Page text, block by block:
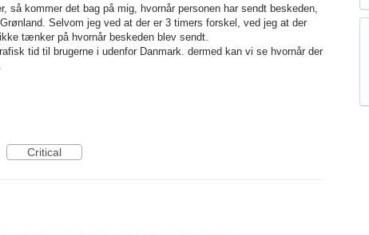
så kommer det bag på mig, hvornår personen har sendt beskeden,
Selvom jeg ved at der er 3 timers forskel, ved jeg at der
tænker på hvornår beskeden blev sendt.
tid til brugerne i udenfor Danmark. dermed kan vi se hvornår der
Critical